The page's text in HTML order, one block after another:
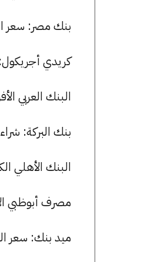
بنك مصر: سعر الريال
كريدي أجريكول: شراء
البنك العربي الأفريقي
بنك البركة: شراء الريال
البنك الأهلي الكويتي:
مصرف أبوظبي الإسلامي:
ميد بنك: سعر الريال